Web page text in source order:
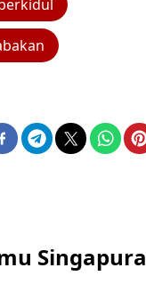
Singapura